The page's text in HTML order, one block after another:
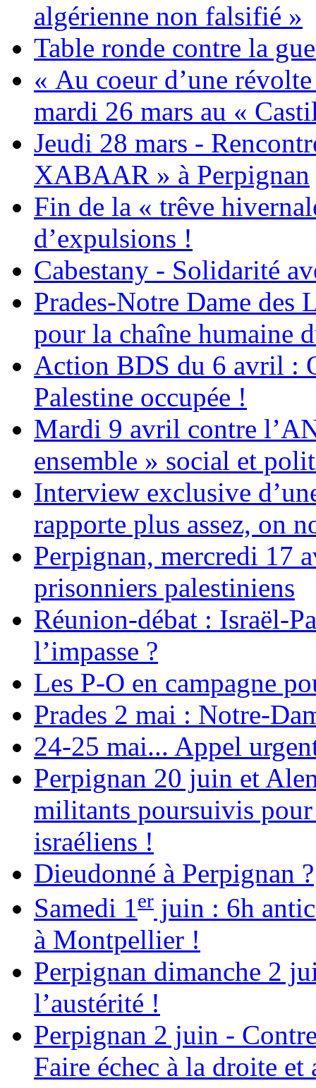
algérienne non falsifié »
Table ronde contre la
« Au coeur d’une
mardi 26 mars au «
Jeudi 28 mars -
XABAAR » à Perpignan
Fin de la « trêve
d’expulsions !
Cabestany - Solidarité
Prades-Notre Dame des
pour la chaîne humaine
Action BDS du 6 avril :
Palestine occupée !
Mardi 9 avril contre
ensemble » social et
Interview exclusive
rapporte plus assez, on
Perpignan, mercredi 17
prisonniers palestiniens
Réunion-débat : Israël-
l’impasse ?
Les P-O en campagne
Prades 2 mai : Notre-
24-25 mai... Appel
Perpignan 20 juin et
militants poursuivis
israéliens !
Dieudonné à Perpignan ?
Samedi 1er juin : 6h
à Montpellier !
Perpignan dimanche 2
l’austérité !
Perpignan 2 juin -
Faire échec à la droite